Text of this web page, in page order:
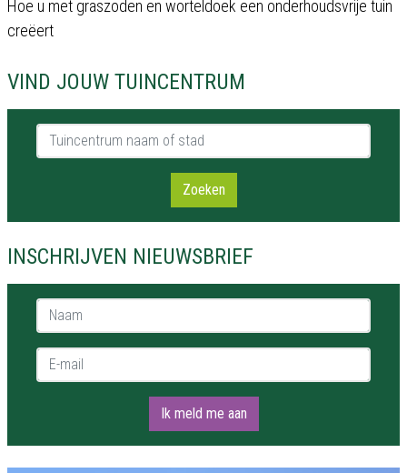
Hoe u met graszoden en worteldoek een onderhoudsvrije tuin
creëert
VIND JOUW TUINCENTRUM
Tuincentrum naam of stad
Zoeken
INSCHRIJVEN NIEUWSBRIEF
Naam *
E-mail *
Ik meld me aan